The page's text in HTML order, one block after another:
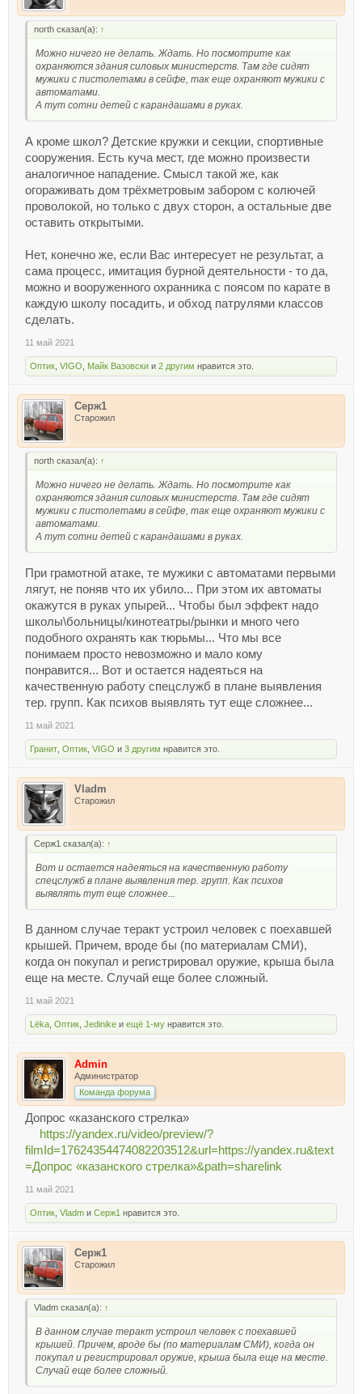
north сказал(а): ↑
Можно ничего не делать. Ждать. Но посмотрите как
охраняются здания силовых министерств. Там где сидят
мужики с пистолетами в сейфе, так еще охраняют мужики с
автоматами.
А тут сотни детей с карандашами в руках.
А кроме школ? Детские кружки и секции, спортивные
сооружения. Есть куча мест, где можно произвести
аналогичное нападение. Смысл такой же, как
огораживать дом трёхметровым забором с колючей
проволокой, но только с двух сторон, а остальные две
оставить открытыми.
Нет, конечно же, если Вас интересует не результат, а
сама процесс, имитация бурной деятельности - то да,
можно и вооруженного охранника с поясом по карате в
каждую школу посадить, и обход патрулями классов
сделать.
11 май 2021
Оптик VIGO Майк Вазовски и 2 другим нравится это.
Серж1
Старожил
north сказал(а): ↑
Можно ничего не делать. Ждать. Но посмотрите как
охраняются здания силовых министерств. Там где сидят
мужики с пистолетами в сейфе, так еще охраняют мужики с
автоматами.
А тут сотни детей с карандашами в руках.
При грамотной атаке, те мужики с автоматами первыми
лягут, не поняв что их убило... При этом их автоматы
окажутся в руках упырей... Чтобы был эффект надо
школы\больницы/кинотеатры/рынки и много чего
подобного охранять как тюрьмы... Что мы все
понимаем просто невозможно и мало кому
понравится... Вот и остается надеяться на
качественную работу спецслужб в плане выявления
тер. групп. Как психов выявлять тут еще сложнее...
11 май 2021
Гранит Оптик VIGO и 3 другим нравится это.
Vladm
Старожил
Серж1 сказал(а): ↑
Вот и остается надеяться на качественную работу
спецслужб в плане выявления тер. групп. Как психов
выявлять тут еще сложнее...
В данном случае теракт устроил человек с поехавшей
крышей. Причем, вроде бы (по материалам СМИ),
когда он покупал и регистрировал оружие, крыша была
еще на месте. Случай еще более сложный.
11 май 2021
Lёka Оптик Jedinike и ещё 1-му нравится это.
Admin
Администратор
Команда форума
Допрос «казанского стрелка»
https://yandex.ru/video/preview/?
filmId=17624354474082203512&url=https://yandex.ru&text
=Допрос «казанского стрелка»&path=sharelink
11 май 2021
Оптик Vladm и Серж1 нравится это.
Серж1
Старожил
Vladm сказал(а): ↑
В данном случае теракт устроил человек с поехавшей
крышей. Причем, вроде бы (по материалам СМИ), когда он
покупал и регистрировал оружие, крыша была еще на месте.
Случай еще более сложный.